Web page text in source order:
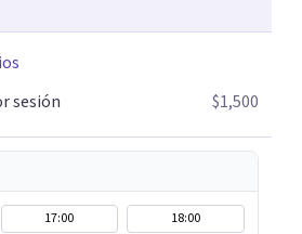
sesión
$1,500
17:00 18:00